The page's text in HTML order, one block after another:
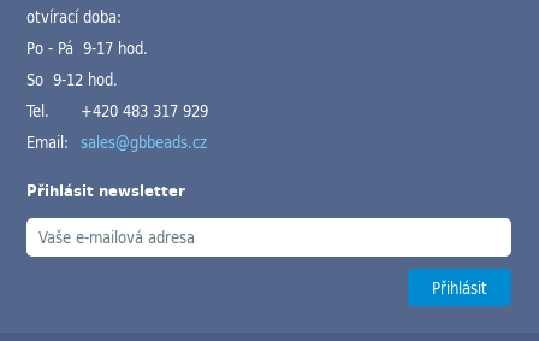
otvírací doba:
Po - Pá 9-17 hod.
So 9-12 hod.
Tel.
+420 483 317 929
Email: sales@gbbeads.cz
Přihlásit newsletter